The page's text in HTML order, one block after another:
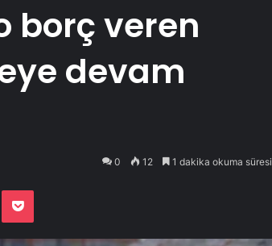
borç veren
devam
0 12 1 dakika okuma süresi
Pocket